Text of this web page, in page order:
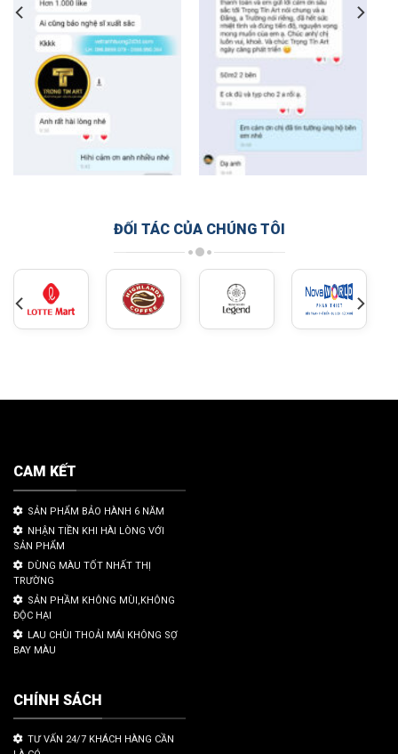
ĐỐI TÁC CỦA CHÚNG TÔI
CAM KẾT
SẢN PHẨM BẢO HÀNH 6 NĂM
NHẬN TIỀN KHI HÀI LÒNG VỚI
SẢN PHẨM
DÙNG MÀU TỐT NHẤT THỊ
TRƯỜNG
SẢN PHẦM KHÔNG MÙI,KHÔNG
ĐỘC HẠI
LAU CHÙI THOẢI MÁI KHÔNG SỢ
BAY MÀU
CHÍNH SÁCH
TƯ VẤN 24/7 KHÁCH HÀNG CẦN